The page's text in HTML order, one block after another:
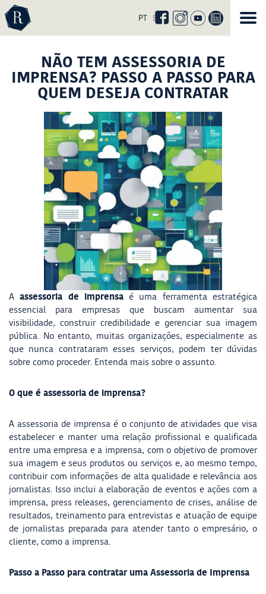
nossa
página
no
PT EN
NÃO TEM ASSESSORIA DE
IMPRENSA? PASSO A PASSO PARA
QUEM DESEJA CONTRATAR
Aassessoria de imprensaé uma ferramenta estratégica
essencial para empresas que buscam aumentar sua
visibilidade, construir credibilidade e gerenciar sua imagem
pública. No entanto, muitas organizações, especialmente as
que nunca contrataram esses serviços, podem ter dúvidas
sobre como proceder. Entenda mais sobre o assunto.
O que é assessoria de imprensa?
A assessoria de imprensa é o conjunto de atividades que visa
estabelecer e manter uma relação profissional e qualificada
entre uma empresa e a imprensa, com o objetivo de promover
sua imagem e seus produtos ou serviços e, ao mesmo tempo,
contribuir com informações de alta qualidade e relevância aos
jornalistas. Isso inclui a elaboração de eventos e ações com a
imprensa, press releases, gerenciamento de crises, análise de
resultados, treinamento para entrevistas e atuação de equipe
de jornalistas preparada para atender tanto o empresário, o
cliente, como a imprensa.
Passo a Passo para contratar uma Assessoria de Imprensa